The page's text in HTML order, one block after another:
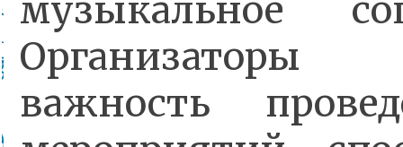
музыкальное
Организаторы
важность